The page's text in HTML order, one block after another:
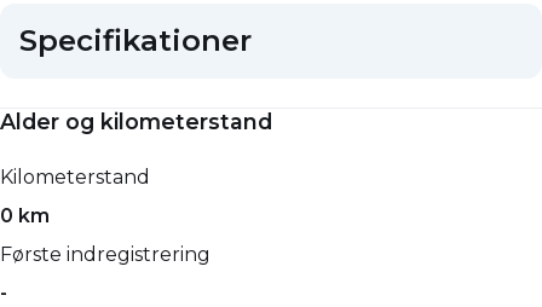
Specifikationer
Alder og kilometerstand
Kilometerstand
0 km
Første indregistrering
-